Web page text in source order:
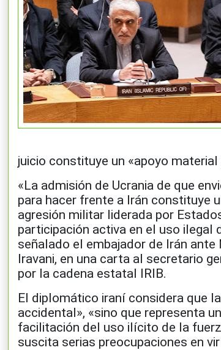
juicio constituye un «apoyo material
«La admisión de Ucrania de que
para hacer frente a Irán constituye
agresión militar liderada por
participación activa en el uso ilegal
señalado el embajador de Irán ante
Iravani, en una carta al secretario
por la cadena estatal IRIB.
El diplomático iraní considera que
accidental», «sino que representa
facilitación del uso ilícito de la
suscita serias preocupaciones en